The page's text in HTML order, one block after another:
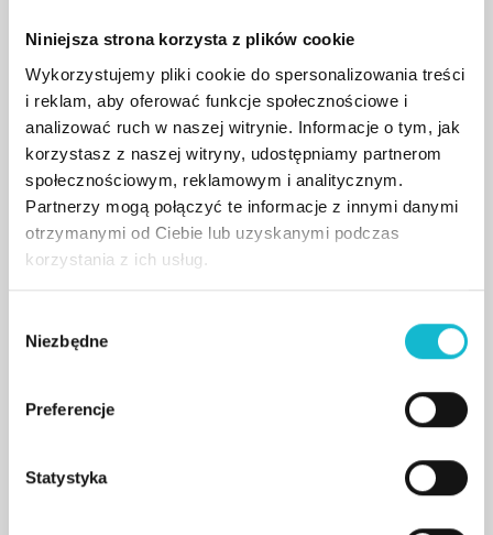
Niniejsza strona korzysta z plików cookie
Wykorzystujemy pliki cookie do spersonalizowania treści
i reklam, aby oferować funkcje społecznościowe i
analizować ruch w naszej witrynie. Informacje o tym, jak
korzystasz z naszej witryny, udostępniamy partnerom
społecznościowym, reklamowym i analitycznym.
Partnerzy mogą połączyć te informacje z innymi danymi
otrzymanymi od Ciebie lub uzyskanymi podczas
korzystania z ich usług.
Niezbędne
Preferencje
Statystyka
czytaj więcej